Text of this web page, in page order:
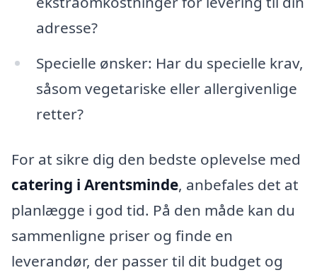
adresse?
Specielle ønsker: Har du specielle krav,
såsom vegetariske eller allergivenlige
retter?
For at sikre dig den bedste oplevelse med
catering i Arentsminde, anbefales det at
planlægge i god tid. På den måde kan du
sammenligne priser og finde en
leverandør, der passer til dit budget og